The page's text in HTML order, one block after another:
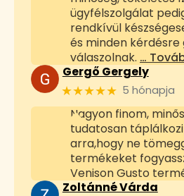
ügyfélszolgálat
rendkívül
és minden kérdésre
válaszolnak. …
Gergő Gergely
★★★★★ 5 hónapja
Nagyon finom,
tudatosan
arra,hogy ne
termékeket
Venison Gusto
Zoltánné Várda